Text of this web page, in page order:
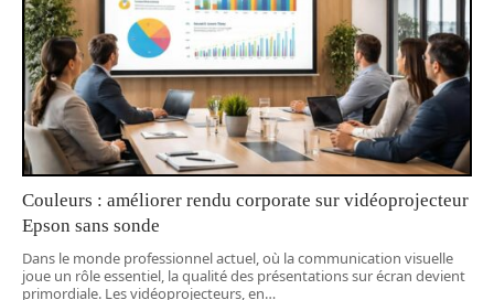
Couleurs : améliorer rendu corporate sur vidéoprojecteur
Epson sans sonde
Dans le monde professionnel actuel, où la communication visuelle
joue un rôle essentiel, la qualité des présentations sur écran devient
primordiale. Les vidéoprojecteurs, en…